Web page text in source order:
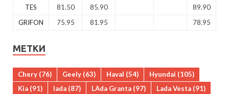
TES
81.50 85.90
89.90
GRIFON
75.95 81.95 78.95
МЕТКИ
Chery (76) Geely (63) Haval (54) Hyundai (105)
Kia (91) lada (87) LAda Granta (97) Lada Vesta (91)